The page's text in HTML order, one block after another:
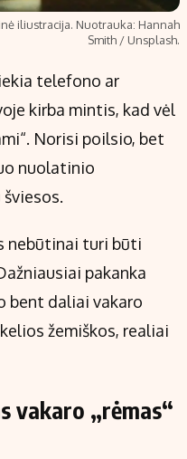
iliustracija. Nuotrauka: Hannah
Smith / Unsplash.
telefono ar
kirba mintis, kad vėl
Norisi poilsio, bet
nuolatinio
nebūtinai turi būti
pakanka
bent daliai vakaro
žemiškos, realiai
vakaro „rėmas“